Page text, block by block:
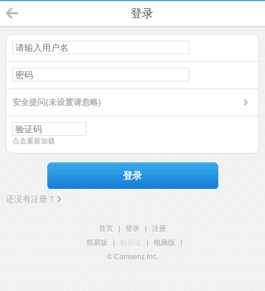
登录
安全提问(未设置请忽略)
点击重新加载
登录
还没有注册？
首页 登录
注册
简易版
触屏版 电脑版
© Comsenz Inc.